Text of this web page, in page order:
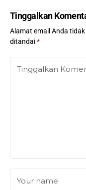
Tinggalkan
Alamat email Anda
ditandai*